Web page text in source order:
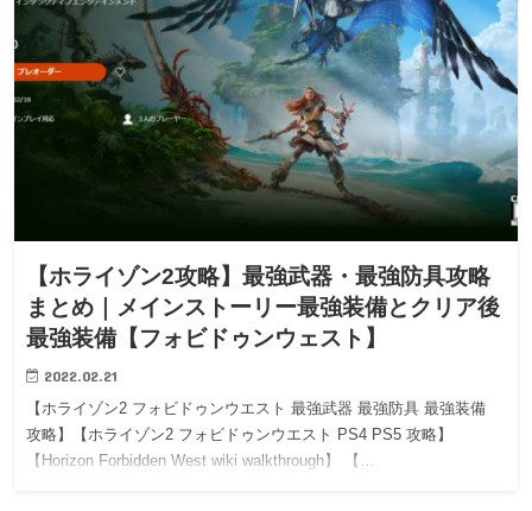
【ホライゾン2攻略】最強武器・最強防具攻略
まとめ｜メインストーリー最強装備とクリア後
最強装備【フォビドゥンウェスト】
2022.02.21
【ホライゾン2 フォビドゥンウエスト 最強武器 最強防具 最強装備
攻略】【ホライゾン2 フォビドゥンウエスト PS4 PS5 攻略】
【Horizon Forbidden West wiki walkthrough】 【…